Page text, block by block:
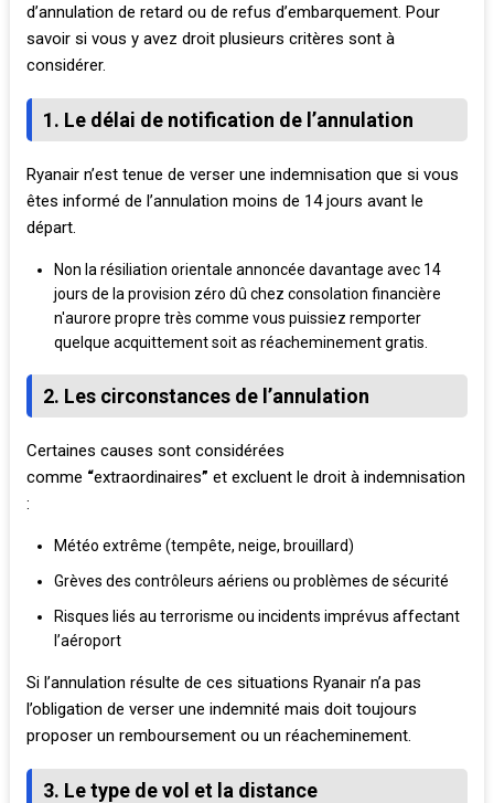
d’annulation de retard ou de refus d’embarquement. Pour
savoir si vous y avez droit plusieurs critères sont à
considérer.
1. Le délai de notification de l’annulation
Ryanair n’est tenue de verser une indemnisation que si vous
êtes informé de l’annulation moins de 14 jours avant le
départ.
Non la résiliation orientale annoncée davantage avec 14
jours de la provision zéro dû chez consolation financière
n'aurore propre très comme vous puissiez remporter
quelque acquittement soit as réacheminement gratis.
2. Les circonstances de l’annulation
Certaines causes sont considérées
comme “extraordinaires” et excluent le droit à indemnisation
:
Météo extrême (tempête, neige, brouillard)
Grèves des contrôleurs aériens ou problèmes de sécurité
Risques liés au terrorisme ou incidents imprévus affectant
l’aéroport
Si l’annulation résulte de ces situations Ryanair n’a pas
l’obligation de verser une indemnité mais doit toujours
proposer un remboursement ou un réacheminement.
3. Le type de vol et la distance